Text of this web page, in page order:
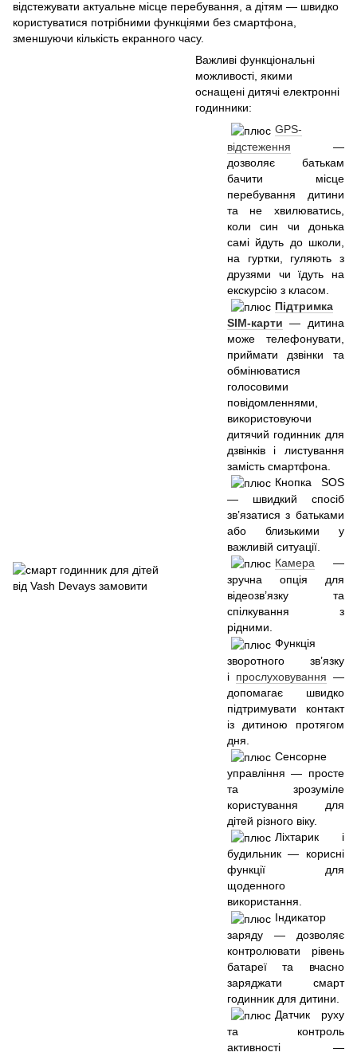
відстежувати актуальне місце перебування, а дітям — швидко
користуватися потрібними функціями без смартфона,
зменшуючи кількість екранного часу.
Важливі функціональні
можливості, якими
оснащені дитячі електронні
годинники:
GPS-
відстеження —
дозволяє батькам
бачити місце
перебування дитини
та не хвилюватись,
коли син чи донька
самі йдуть до школи,
на гуртки, гуляють з
друзями чи їдуть на
екскурсію з класом.
Підтримка
SIM-карти — дитина
може телефонувати,
приймати дзвінки та
обмінюватися
голосовими
повідомленнями,
використовуючи
дитячий годинник для
дзвінків і листування
замість смартфона.
Кнопка SOS
— швидкий спосіб
зв’язатися з батьками
або близькими у
важливій ситуації.
Камера —
зручна опція для
відеозв’язку та
спілкування з
рідними.
Функція
зворотного зв’язку
і прослуховування —
допомагає швидко
підтримувати контакт
із дитиною протягом
дня.
Сенсорне
управління — просте
та зрозуміле
користування для
дітей різного віку.
Ліхтарик і
будильник — корисні
функції для
щоденного
використання.
Індикатор
заряду — дозволяє
контролювати рівень
батареї та вчасно
заряджати смарт
годинник для дитини.
Датчик руху
та контроль
активності —